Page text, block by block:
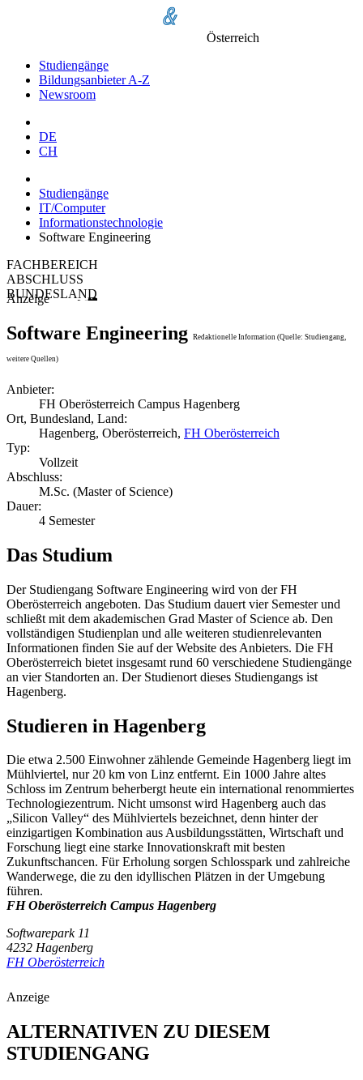
Österreich
Studiengänge
Bildungsanbieter A-Z
Newsroom
DE
CH
Studiengänge
IT/Computer
Informationstechnologie
Software Engineering
FACHBEREICH
ABSCHLUSS
BUNDESLAND
Anzeige
Software Engineering Redaktionelle Information (Quelle: Studiengang,
weitere Quellen)
Anbieter:
FH Oberösterreich Campus Hagenberg
Ort, Bundesland, Land:
Hagenberg, Oberösterreich, FH Oberösterreich
Typ:
Vollzeit
Abschluss:
M.Sc. (Master of Science)
Dauer:
4 Semester
Das Studium
Der Studiengang Software Engineering wird von der FH
Oberösterreich angeboten. Das Studium dauert vier Semester und
schließt mit dem akademischen Grad Master of Science ab. Den
vollständigen Studienplan und alle weiteren studienrelevanten
Informationen finden Sie auf der Website des Anbieters. Die FH
Oberösterreich bietet insgesamt rund 60 verschiedene Studiengänge
an vier Standorten an. Der Studienort dieses Studiengangs ist
Hagenberg.
Studieren in Hagenberg
Die etwa 2.500 Einwohner zählende Gemeinde Hagenberg liegt im
Mühlviertel, nur 20 km von Linz entfernt. Ein 1000 Jahre altes
Schloss im Zentrum beherbergt heute ein international renommiertes
Technologiezentrum. Nicht umsonst wird Hagenberg auch das
„Silicon Valley“ des Mühlviertels bezeichnet, denn hinter der
einzigartigen Kombination aus Ausbildungsstätten, Wirtschaft und
Forschung liegt eine starke Innovationskraft mit besten
Zukunftschancen. Für Erholung sorgen Schlosspark und zahlreiche
Wanderwege, die zu den idyllischen Plätzen in der Umgebung
führen.
FH Oberösterreich Campus Hagenberg
Softwarepark 11
4232 Hagenberg
FH Oberösterreich
Anzeige
ALTERNATIVEN ZU DIESEM
STUDIENGANG